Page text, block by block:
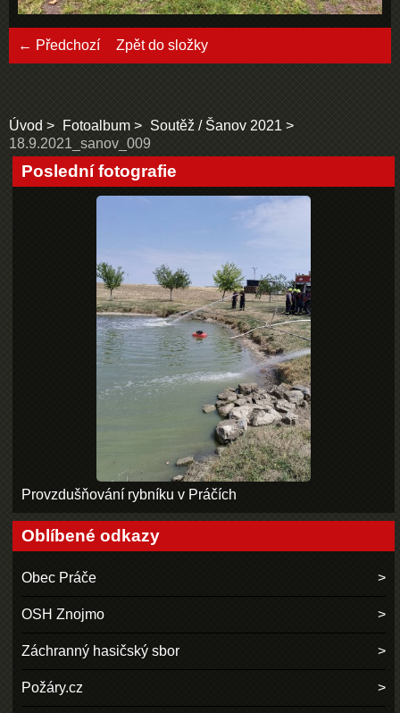
← Předchozí Zpět do složky
Úvod Fotoalbum
Soutěž / Šanov 2021
18.9.2021_sanov_009
Poslední fotografie
Provzdušňování rybníku v Práčích
Oblíbené odkazy
Obec Práče
OSH Znojmo
Záchranný hasičský sbor
Požáry.cz